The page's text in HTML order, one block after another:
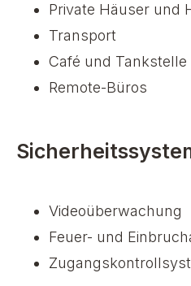
Private Häuser und
Transport
Café und Tankstelle
Remote-Büros
Videoüberwachung
Feuer- und